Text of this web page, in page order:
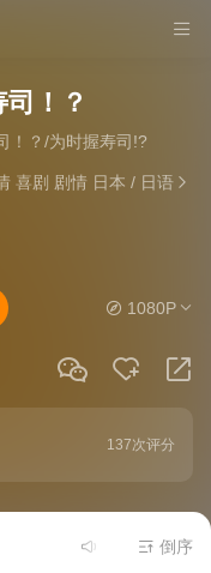
！？
！？/为时握寿司!?
喜剧 剧情 日本/ 日语
1080P
137次评分
当前资源来源
倒序